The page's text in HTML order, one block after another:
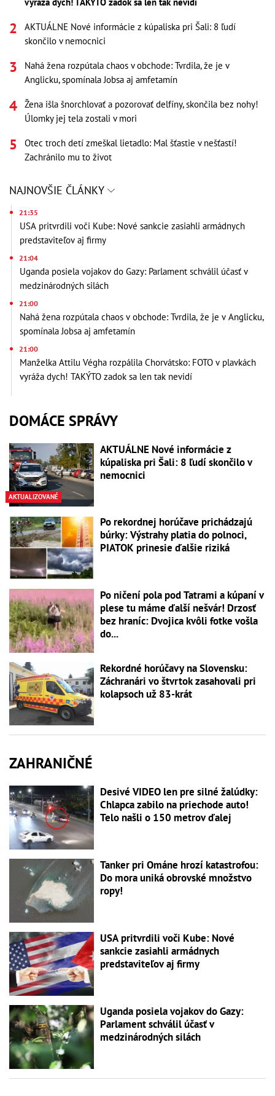
AKTUÁLNE Nové informácie z kúpaliska pri Šali: 8 ľudí
skončilo v nemocnici
Nahá žena rozpútala chaos v obchode: Tvrdila, že je v
Anglicku, spomínala Jobsa aj amfetamín
Žena išla šnorchlovať a pozorovať delfíny, skončila bez nohy!
Úlomky jej tela zostali v mori
Otec troch detí zmeškal lietadlo: Mal šťastie v nešťastí!
Zachránilo mu to život
NAJNOVŠIE ČLÁNKY
21:35
USA pritvrdili voči Kube: Nové sankcie zasiahli armádnych
predstaviteľov aj firmy
21:04
Uganda posiela vojakov do Gazy: Parlament schválil účasť v
medzinárodných silách
21:00
Nahá žena rozpútala chaos v obchode: Tvrdila, že je v Anglicku,
spomínala Jobsa aj amfetamín
21:00
Manželka Attilu Végha rozpálila Chorvátsko: FOTO v plavkách
vyráža dych! TAKÝTO zadok sa len tak nevidí
DOMÁCE SPRÁVY
AKTUALIZOVANÉ
AKTUÁLNE Nové informácie z
kúpaliska pri Šali: 8 ľudí skončilo v
nemocnici
Po rekordnej horúčave prichádzajú
búrky: Výstrahy platia do polnoci,
PIATOK prinesie ďalšie riziká
Po ničení pola pod Tatrami a kúpaní v
plese tu máme ďalší nešvár! Drzosť
bez hraníc: Dvojica kvôli fotke vošla
do...
Rekordné horúčavy na Slovensku:
Záchranári vo štvrtok zasahovali pri
kolapsoch už 83-krát
ZAHRANIČNÉ
Desivé VIDEO len pre silné žalúdky:
Chlapca zabilo na priechode auto!
Telo našli o 150 metrov ďalej
Tanker pri Ománe hrozí katastrofou:
Do mora uniká obrovské množstvo
ropy!
USA pritvrdili voči Kube: Nové
sankcie zasiahli armádnych
predstaviteľov aj firmy
Uganda posiela vojakov do Gazy:
Parlament schválil účasť v
medzinárodných silách